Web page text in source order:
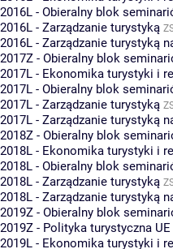
2016L - Obieralny blok
2016L - Zarządzanie turystyką
2016L - Zarządzanie turystyką
2017Z - Obieralny blok
2017L - Ekonomika turystyki i
2017L - Obieralny blok
2017L - Zarządzanie turystyką
2017L - Zarządzanie turystyką
2018Z - Obieralny blok
2018L - Ekonomika turystyki i
2018L - Obieralny blok
2018L - Zarządzanie turystyką
2018L - Zarządzanie turystyką
2019Z - Obieralny blok
2019Z - Polityka turystyczna UE
2019L - Ekonomika turystyki i